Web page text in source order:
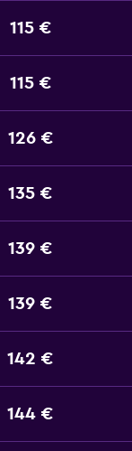
115 €
115 €
126 €
135 €
139 €
139 €
142 €
144 €